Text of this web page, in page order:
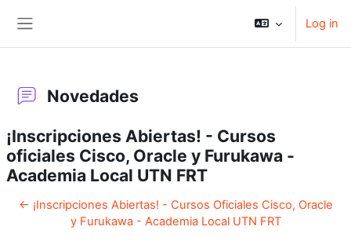
Log in
Novedades
¡Inscripciones Abiertas! - Cursos
oficiales Cisco, Oracle y Furukawa -
Academia Local UTN FRT
← ¡Inscripciones Abiertas! - Cursos Oficiales Cisco, Oracle
y Furukawa - Academia Local UTN FRT